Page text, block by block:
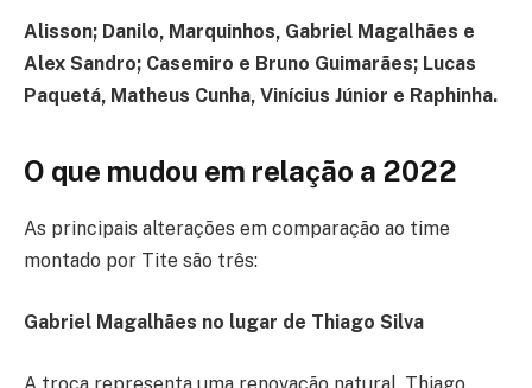
Alisson; Danilo, Marquinhos, Gabriel Magalhães e
Alex Sandro; Casemiro e Bruno Guimarães; Lucas
Paquetá, Matheus Cunha, Vinícius Júnior e Raphinha.
O que mudou em relação a 2022
As principais alterações em comparação ao time
montado por Tite são três:
Gabriel Magalhães no lugar de Thiago Silva
A troca representa uma renovação natural. Thiago